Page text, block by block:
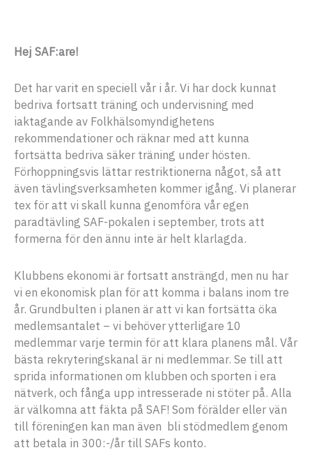
Hej SAF:are!
Det har varit en speciell vår i år. Vi har dock kunnat
bedriva fortsatt träning och undervisning med
iaktagande av Folkhälsomyndighetens
rekommendationer och räknar med att kunna
fortsätta bedriva säker träning under hösten.
Förhoppningsvis lättar restriktionerna något, så att
även tävlingsverksamheten kommer igång. Vi planerar
tex för att vi skall kunna genomföra vår egen
paradtävling SAF-pokalen i september, trots att
formerna för den ännu inte är helt klarlagda.
Klubbens ekonomi är fortsatt ansträngd, men nu har
vi en ekonomisk plan för att komma i balans inom tre
år. Grundbulten i planen är att vi kan fortsätta öka
medlemsantalet – vi behöver ytterligare 10
medlemmar varje termin för att klara planens mål. Vår
bästa rekryteringskanal är ni medlemmar. Se till att
sprida informationen om klubben och sporten i era
nätverk, och fånga upp intresserade ni stöter på. Alla
är välkomna att fäkta på SAF! Som förälder eller vän
till föreningen kan man även bli stödmedlem genom
att betala in 300:-/år till SAFs konto.